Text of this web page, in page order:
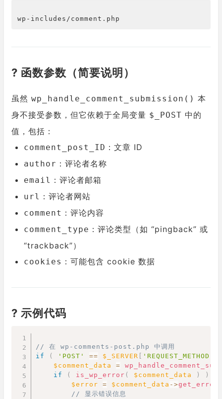
wp-includes/comment.php
? 函数参数（简要说明）
虽然 wp_handle_comment_submission() 本
身不接受参数，但它依赖于全局变量 $_POST 中的
值，包括：
comment_post_ID ：文章 ID
author ：评论者名称
email ：评论者邮箱
url ：评论者网站
comment ：评论内容
comment_type ：评论类型（如 “pingback” 或
“trackback”）
cookies ：可能包含 cookie 数据
? 示例代码
// 在 wp-comments-post.php 中调用
if
( 'POST' == $_SERVER 'REQUEST_METHOD'
$comment_data
=
if
( is_wp_error ( $comment_data ) )
$error
= $comment_data ->
// 显示错误信息